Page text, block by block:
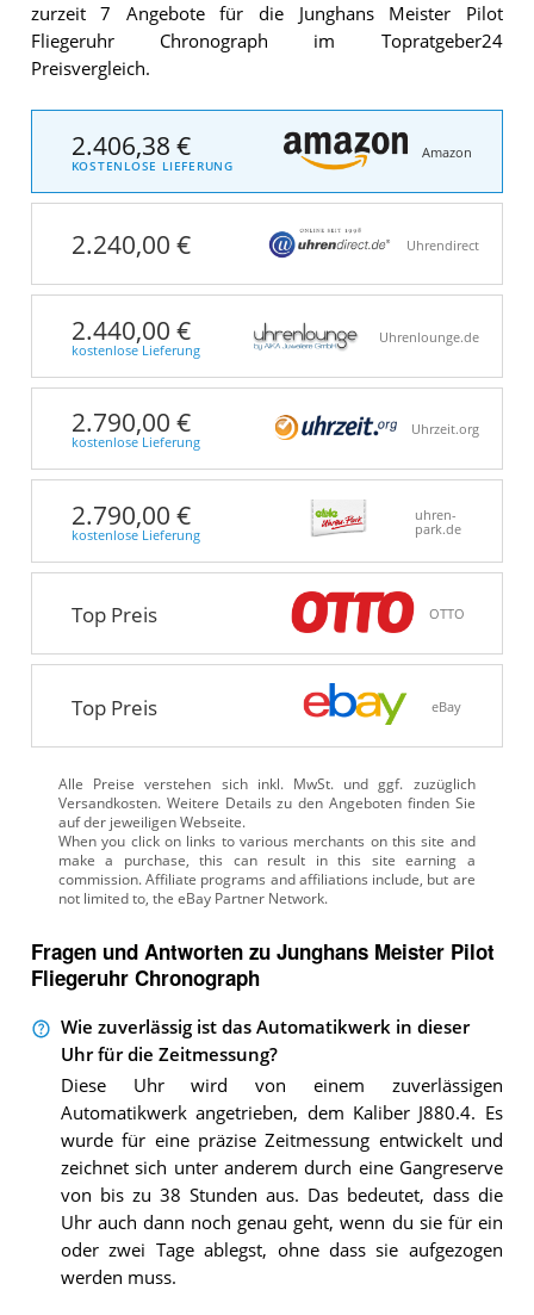
zurzeit 7 Angebote für die Junghans Meister Pilot
Fliegeruhr Chronograph im Topratgeber24
Preisvergleich.
2.406,38 €
KOSTENLOSE LIEFERUNG
Amazon
2.240,00 € Uhrendirect
2.440,00 €
kostenlose Lieferung
Uhrenlounge.de
2.790,00 €
kostenlose Lieferung
Uhrzeit.org
2.790,00 €
kostenlose Lieferung
uhren-
park.de
Top Preis OTTO
Top Preis eBay
Alle Preise verstehen sich inkl. MwSt. und ggf. zuzüglich
Versandkosten. Weitere Details zu den Angeboten finden Sie
auf der jeweiligen Webseite.
Fragen und Antworten zu Junghans Meister Pilot
Fliegeruhr Chronograph
Wie zuverlässig ist das Automatikwerk in dieser
Uhr für die Zeitmessung?
Diese Uhr wird von einem zuverlässigen
Automatikwerk angetrieben, dem Kaliber J880.4. Es
wurde für eine präzise Zeitmessung entwickelt und
zeichnet sich unter anderem durch eine Gangreserve
von bis zu 38 Stunden aus. Das bedeutet, dass die
Uhr auch dann noch genau geht, wenn du sie für ein
oder zwei Tage ablegst, ohne dass sie aufgezogen
werden muss.